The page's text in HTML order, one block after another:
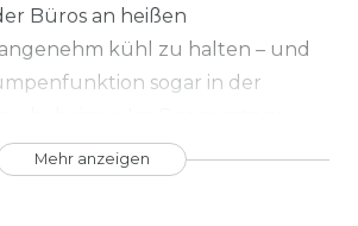
Büros an heißen
kühl zu halten – und
sogar in der
arbeitet eine Split-Klimaanlage
Kältemittelkreislauf
Mehr anzeigen